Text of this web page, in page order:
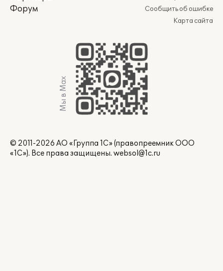
Форум
Сообщить об ошибке
Карта сайта
Мы в Max
© 2011-2026 АО «Группа 1С» (правопреемник ООО
«1С»). Все права защищены. websol@1c.ru